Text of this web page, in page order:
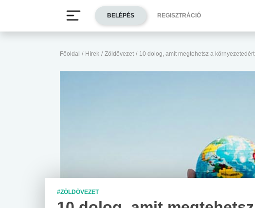
Főoldal / Hírek / Zöldövezet / 10 dolog, amit megtehetsz a környezetedért
#ZÖLDÖVEZET
BELÉPÉS REGISZTRÁCIÓ